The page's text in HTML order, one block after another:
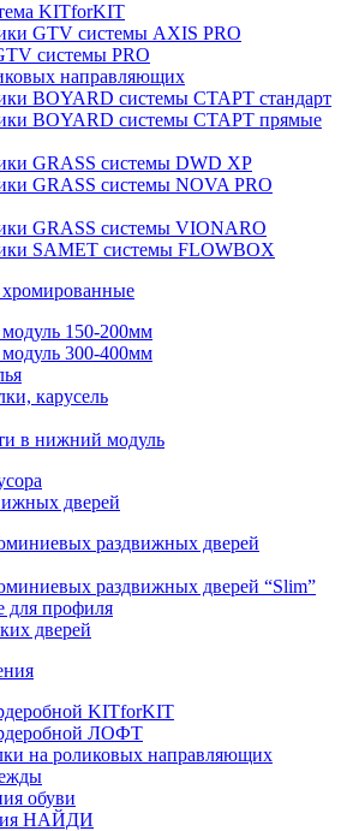
KITforKIT
GTV системы AXIS PRO
системы PRO
направляющих
BOYARD системы СТАРТ стандарт
BOYARD системы СТАРТ прямые
GRASS системы DWD XP
GRASS системы NOVA PRO
GRASS системы VIONARO
SAMET системы FLOWBOX
150-200мм
300-400мм
карусель
в нижний модуль
дверей
раздвижных дверей
раздвижных дверей “Slim”
профиля
дверей
KITforKIT
ЛОФТ
на роликовых направляющих
обуви
НАЙДИ